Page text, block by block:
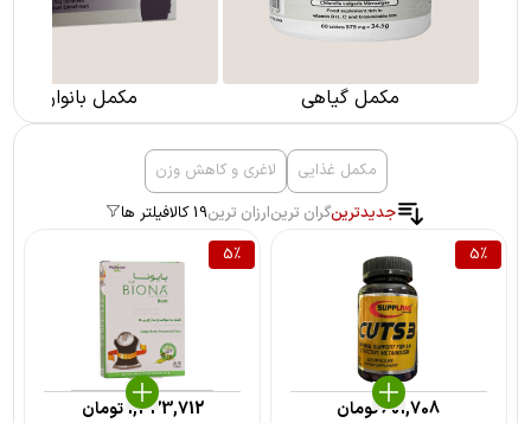
مکمل گیاهی مکمل بانوان
مکمل غذایی
لاغری و کاهش وزن
جدیدترینگران ترینارزان ترین19 کالا
فیلتر ها
5%
601,708تومان
5%
1,333,712تومان